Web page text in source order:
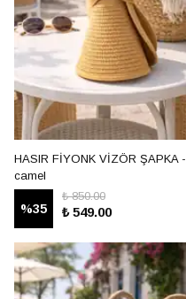
HASIR FİYONK VİZÖR ŞAPKA -
camel
%35
₺ 850.00
₺ 549.00